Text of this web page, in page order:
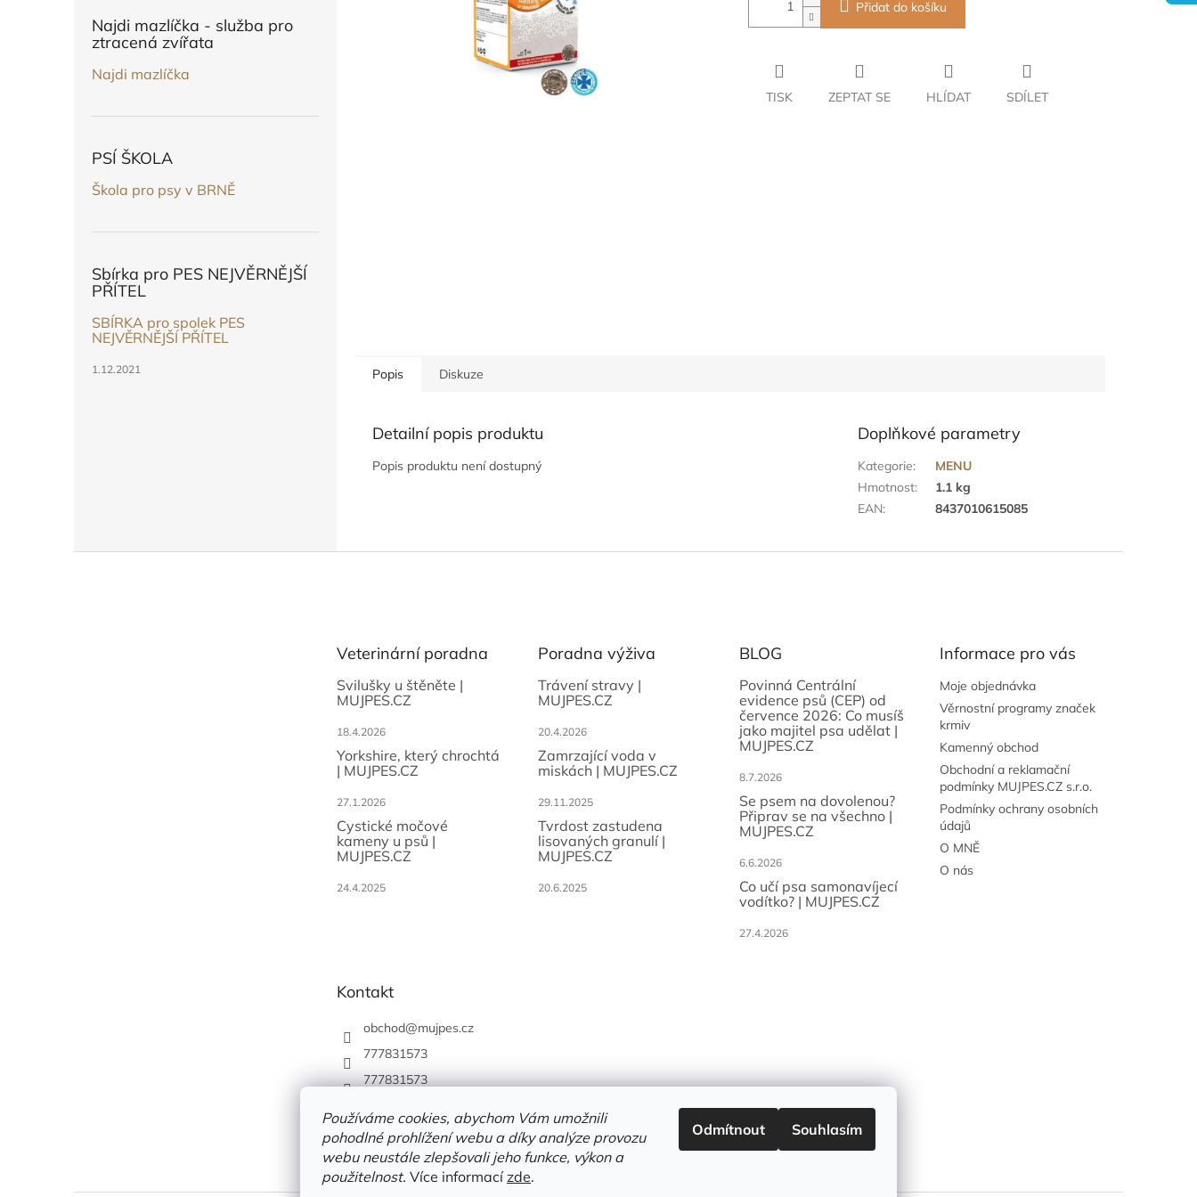
Používáme cookies, abychom Vám umožnili
pohodlné prohlížení webu a díky analýze provozu
webu neustále zlepšovali jeho funkce, výkon a
použitelnost. Více informacízde.
Odmítnout Souhlasím
Najdi mazlíčka - služba pro
ztracená zvířata
Najdi mazlíčka
PSÍ ŠKOLA
Škola pro psy v BRNĚ
Sbírka pro PES NEJVĚRNĚJŠÍ
PŘÍTEL
SBÍRKA pro spolek PES
NEJVĚRNĚJŠÍ PŘÍTEL
1.12.2021
Přidat do košíku
TISK ZEPTAT SE HLÍDAT SDÍLET
Popis Diskuze
Detailní popis produktu
Popis produktu není dostupný
Doplňkové parametry
Kategorie:
MENU
Hmotnost:
1.1 kg
EAN: 8437010615085
Veterinární poradna
Svilušky u štěněte |
MUJPES.CZ
18.4.2026
Yorkshire, který chrochtá
| MUJPES.CZ
27.1.2026
Cystické močové
kameny u psů |
MUJPES.CZ
24.4.2025
Poradna výživa
Trávení stravy |
MUJPES.CZ
20.4.2026
Zamrzající voda v
miskách | MUJPES.CZ
29.11.2025
Tvrdost zastudena
lisovaných granulí |
MUJPES.CZ
20.6.2025
BLOG
Povinná Centrální
evidence psů (CEP) od
července 2026: Co musíš
jako majitel psa udělat |
MUJPES.CZ
8.7.2026
Se psem na dovolenou?
Připrav se na všechno |
MUJPES.CZ
6.6.2026
Co učí psa samonavíjecí
vodítko? | MUJPES.CZ
27.4.2026
Informace pro vás
Moje objednávka
Věrnostní programy značek
krmiv
Kamenný obchod
Obchodní a reklamační
podmínky MUJPES.CZ s.r.o.
Podmínky ochrany osobních
údajů
O MNĚ
O nás
Kontakt
obchod@mujpes.cz
777831573
777831573